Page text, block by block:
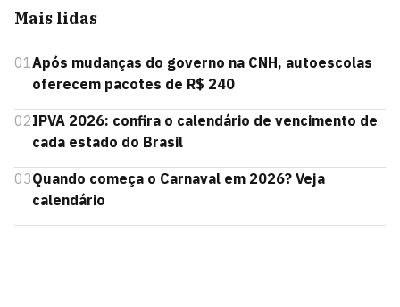
Mais lidas
01Após mudanças do governo na CNH, autoescolas
oferecem pacotes de R$ 240
02IPVA 2026: confira o calendário de vencimento de
cada estado do Brasil
03Quando começa o Carnaval em 2026? Veja
calendário